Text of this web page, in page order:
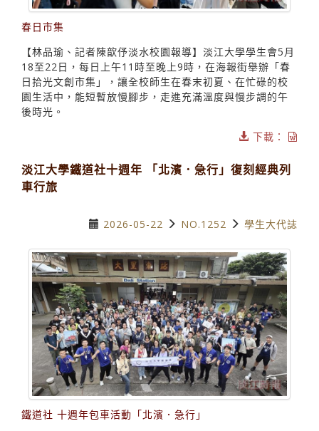
春日市集
【林品瑜、記者陳歆伃淡水校園報導】淡江大學學生會5月
18至22日，每日上午11時至晚上9時，在海報街舉辦「春
日拾光文創市集」，讓全校師生在春末初夏、在忙碌的校
園生活中，能短暫放慢腳步，走進充滿溫度與慢步調的午
後時光。
下載：
淡江大學鐵道社十週年 「北濱．急行」復刻經典列
車行旅
2026-05-22 NO.1252 學生大代誌
鐵道社 十週年包車活動「北濱．急行」